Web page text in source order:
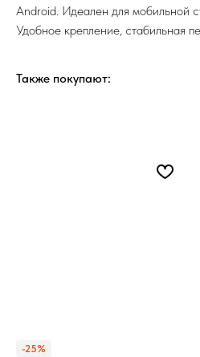
Android. Идеален для мобильной
Удобное крепление, стабильная
Также покупают:
-25%